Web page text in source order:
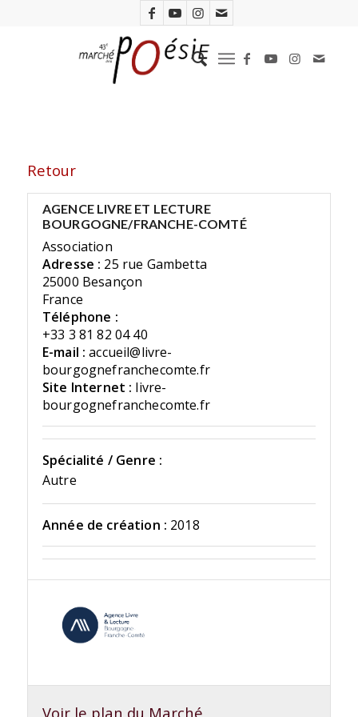
Retour
AGENCE LIVRE ET LECTURE
BOURGOGNE/FRANCHE-COMTÉ
Association
Adresse : 25 rue Gambetta
25000 Besançon
France
Téléphone :
+33 3 81 82 04 40
E-mail : accueil@livre-
bourgognefranchecomte.fr
Site Internet : livre-
bourgognefranchecomte.fr
Spécialité / Genre :
Autre
Année de création : 2018
Voir le plan du Marché